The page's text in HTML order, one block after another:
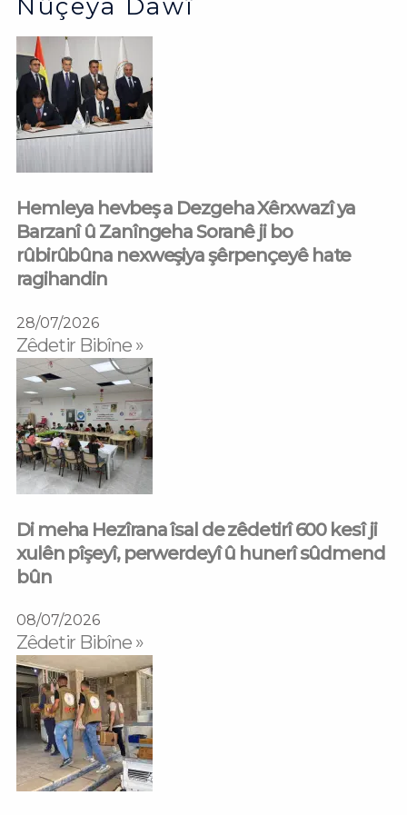
Nûçeya Dawî
Hemleya hevbeş a Dezgeha Xêrxwazî ya
Barzanî û Zanîngeha Soranê ji bo
rûbirûbûna nexweşiya şêrpençeyê hate
ragihandin
28/07/2026
Zêdetir Bibîne »
Di meha Hezîrana îsal de zêdetirî 600 kesî ji
xulên pîşeyî, perwerdeyî û hunerî sûdmend
bûn
08/07/2026
Zêdetir Bibîne »